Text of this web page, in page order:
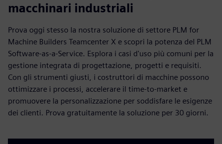
macchinari industriali
Prova oggi stesso la nostra soluzione di settore PLM for
Machine Builders Teamcenter X e scopri la potenza del PLM
Software-as-a-Service. Esplora i casi d'uso più comuni per la
gestione integrata di progettazione, progetti e requisiti.
Con gli strumenti giusti, i costruttori di macchine possono
ottimizzare i processi, accelerare il time-to-market e
promuovere la personalizzazione per soddisfare le esigenze
dei clienti. Prova gratuitamente la soluzione per 30 giorni.